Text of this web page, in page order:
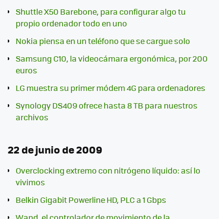
Shuttle X50 Barebone, para configurar algo tu
propio ordenador todo en uno
Nokia piensa en un teléfono que se cargue solo
Samsung C10, la videocámara ergonómica, por 200
euros
LG muestra su primer módem 4G para ordenadores
Synology DS409 ofrece hasta 8 TB para nuestros
archivos
22 de junio de 2009
Overclocking extremo con nitrógeno líquido: así lo
vivimos
Belkin Gigabit Powerline HD, PLC a 1 Gbps